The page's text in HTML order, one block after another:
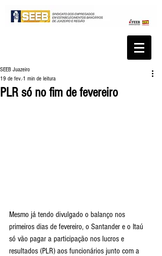
PLR só no fim de fevereiro
SEEB Juazeiro
19 de fev. 1 min de leitura
Mesmo já tendo divulgado o balanço nos
primeiros dias de fevereiro, o Santander e o Itaú
só vão pagar a participação nos lucros e
resultados (PLR) aos funcionários junto com a